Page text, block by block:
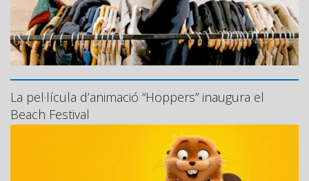
La pel·lícula d’animació “Hoppers” inaugura el
Beach Festival